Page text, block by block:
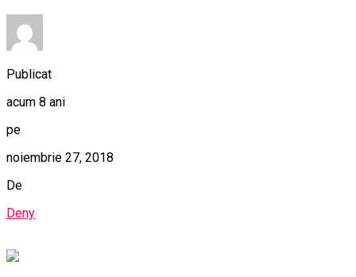
Publicat
acum 8 ani
pe
noiembrie 27, 2018
De
Deny